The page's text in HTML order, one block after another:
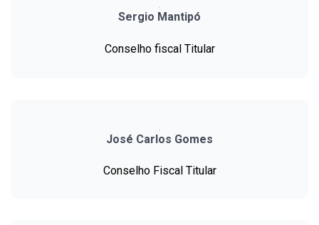
Sergio Mantipó
Conselho fiscal Titular
José Carlos Gomes
Conselho Fiscal Titular